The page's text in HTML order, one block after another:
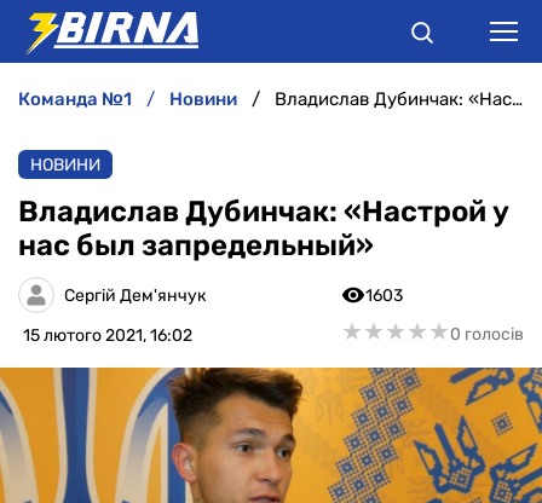
АНАЛІТИКА
ІНТЕРВ'Ю
РІЗНЕ
БУКМЕКЕРИ
команда №1 новини Владислав Дубинчак: «Настрой у нас был запредельный»
НОВИНИ
Владислав Дубинчак: «Настрой у
нас был запредельный»
Сергій Дем'янчук
15 лютого 2021, 16:02
1603
★★★★★
★★★★★0 голосів